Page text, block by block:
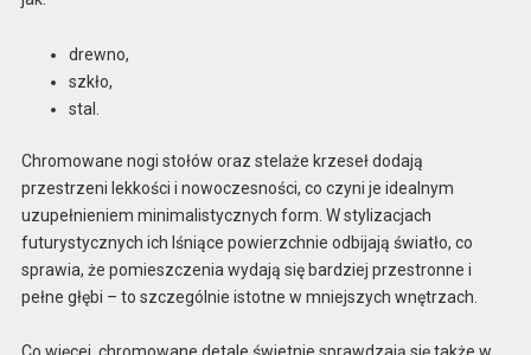
drewno,
szkło,
stal.
Chromowane nogi stołów oraz stelaże krzeseł dodają
przestrzeni lekkości i nowoczesności, co czyni je idealnym
uzupełnieniem minimalistycznych form. W stylizacjach
futurystycznych ich lśniące powierzchnie odbijają światło, co
sprawia, że pomieszczenia wydają się bardziej przestronne i
pełne głębi – to szczególnie istotne w mniejszych wnętrzach.